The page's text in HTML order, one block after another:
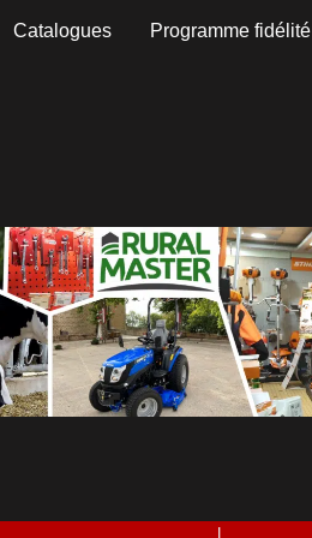
Catalogues Programme fidélité